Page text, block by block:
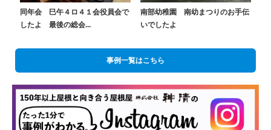
同年会 巳午４ロ４１会役員会で
したよ 最後の総会...
南部幼稚園 南幼まつりのお手伝
いでしたよ
事例一覧はこちら